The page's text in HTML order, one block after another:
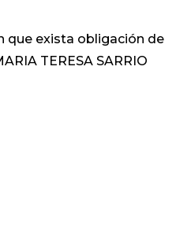
que exista obligación de
TERESA SARRIO